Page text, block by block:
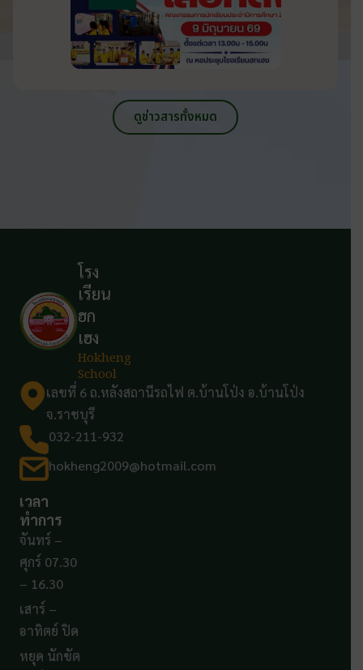
ดูข่าวสารทั้งหมด
โรง
เรียน
ฮก
เฮง
Hokheng
School
เลขที่ 6 ถ.หลังสถานีรถไฟ ต.บ้านโป่ง อ.บ้านโป่ง
จ.ราชบุรี
032-211-932
hokheng2009@hotmail.com
เวลา
ทำการ
จันทร์ –
ศุกร์ 07.30
– 16.30
เสาร์ –
อาทิตย์ ปิด
หยุด นักขัต